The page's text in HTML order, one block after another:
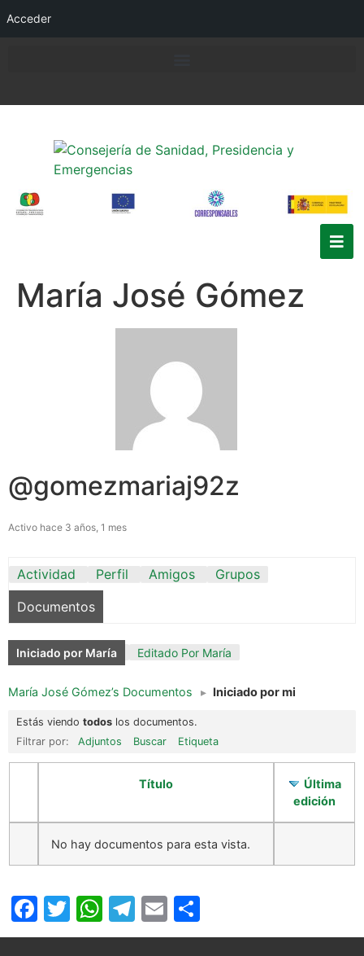
Acceder
María José Gómez
@gomezmariaj92z
Activo hace 3 años, 1 mes
Actividad Perfil Amigos
Grupos
Documentos
Iniciado por María Editado Por María
María José Gómez’s Documentos ▸ Iniciado por mi
Estás viendo todos los documentos.
Filtrar por:
Adjuntos Buscar Etiqueta
Título
Última
edición
No hay documentos para esta vista.
Facebook
Twitter
WhatsApp
Telegram
Email